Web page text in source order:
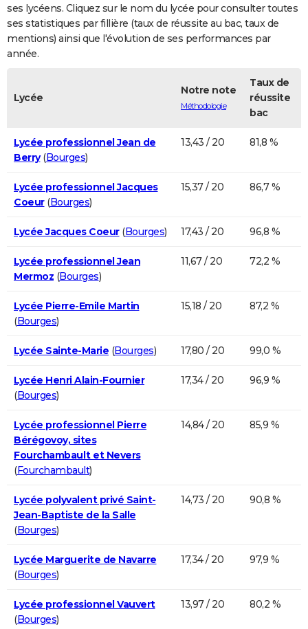
FORUM
Bricolage
Lifestyle
Culture
Sport
Auto
Television
Voyage
Cinema
ses lycéens. Cliquez sur le nom du lycée pour consulter toutes
ses statistiques par fillière (taux de réussite au bac, taux de
mentions) ainsi que l'évolution de ses performances par
année.
Lycée
Notre note
Méthodologie
Taux de
réussite
bac
Lycée professionnel Jean de
Berry(Bourges)
13,43 / 20 81,8 %
Lycée professionnel Jacques
Coeur(Bourges)
15,37 / 20 86,7 %
Lycée Jacques Coeur(Bourges) 17,43 / 20 96,8 %
Lycée professionnel Jean
Mermoz (Bourges)
11,67 / 20 72,2 %
Lycée Pierre-Emile Martin
(Bourges)
15,18 / 20 87,2 %
Lycée Sainte-Marie (Bourges) 17,80 / 20 99,0 %
Lycée Henri Alain-Fournier
(Bourges)
17,34 / 20 96,9 %
Lycée professionnel Pierre
Bérégovoy, sites
Fourchambault et Nevers
(Fourchambault)
14,84 / 20 85,9 %
Lycée polyvalent privé Saint-
Jean-Baptiste de la Salle
(Bourges)
14,73 / 20 90,8 %
Lycée Marguerite de Navarre
(Bourges)
17,34 / 20 97,9 %
Lycée professionnel Vauvert
(Bourges)
13,97 / 20 80,2 %